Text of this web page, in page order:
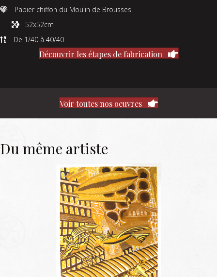
Papier chiffon du Moulin de Brousses
52x52cm
De 1/40 à 40/40
Découvrir les étapes de fabrication
Voir toutes nos oeuvres
Du même artiste